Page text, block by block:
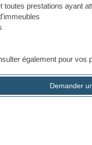
toutes prestations ayant
également pour vos
Demander